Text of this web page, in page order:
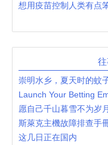
想用疫苗控制人类有点
崇明水乡，夏天时的蚊
愿自己千山暮雪不为岁
这几日正在国内